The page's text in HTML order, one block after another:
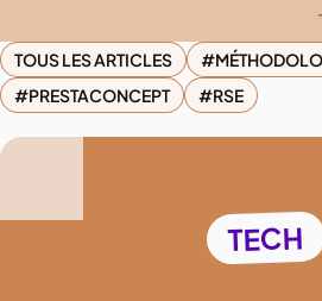
TOUS LES ARTICLES
PRESTACONCEPT
RSE
TECH